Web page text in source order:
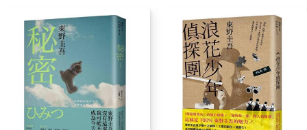
但所謂的空閒時間，只是指沒有客人上門，還是必須去後方為午
餐時間做準備。有幾家公司和便當店簽了約，必須在十二點之前
把便當送到。店裡沒有客人時，靖子也會在廚房幫忙。
包括靖子在內，「弁天亭」總共有四個人手，老闆米澤和他的妻
子小代子負責掌廚，打工的金子負責送便當，靖子負責在店內賣
便當。
靖子來這家便當店工作之前，在錦糸町的一家酒店上班。米澤是
經常去店裡喝酒的常客，小代子是那家酒店老闆僱用的媽媽桑，